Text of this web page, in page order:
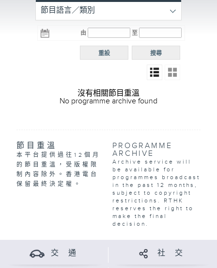
R3
電台 電台
R5
電台
普通
節目語言／類別
由 至
搜尋
重設
沒有相關節目重溫
No programme archive found
節目重溫
本平台提供過往12個月
的節目重溫，受版權限
制內容除外。香港電台
保留最終決定權。
PROGRAMME
ARCHIVE
Archive service will
be available for
programmes broadcast
in the past 12 months,
subject to copyright
restrictions. RTHK
reserves the right to
make the final
decision.
交 通 社 交